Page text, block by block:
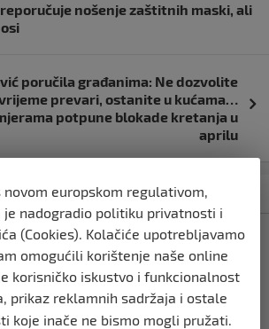
nošenje zaštitnih maski, ali
poručila građanima: Ne dozvolite
prevari, ostanite u kućama…
potpune blokade kretanja u
aprilu
Najnovije Najčitanije
da — politička
ne
mjeseca
novom europskom regulativom,
je nadogradio politiku privatnosti i
(Cookies). Kolačiće upotrebljavamo
omogućili korištenje naše online
korisničko iskustvo i funkcionalnost
prikaz reklamnih sadržaja i ostale
koje inače ne bismo mogli pružati.